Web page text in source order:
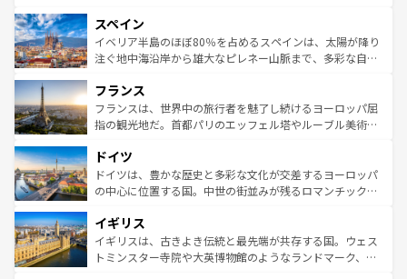
ろん、トスカーナの美しい田園風景やアマルフィ海岸の絶
景など、自然景観も見逃せない。観光の合間には、本場の
ピザやパスタなど、絶品のイタリア料理を堪能することも
ませてくれるイタリアで、忘れられない旅をしてみよう！
なお、新着のイタリア情報はコンテンツ一覧 を参照してほ
しい。
スペイン
イベリア半島のほぼ80％を占めるスペインは、太陽が降り
注ぐ地中海沿岸から雄大なピレネー山脈まで、多彩な自然
文化が根付くこの国では、情熱的なフラメンコ、熱気あふ
れる闘牛、そして美味しいタパスが生活の一部となってい
る。首都マドリードの洗練された雰囲気や、バルセロナの
の城塞都市、穏やかなビーチリゾートまで多彩な表情を見
せる。地方によって風土や気候が異なるスペインはその個
性で訪れる人を魅了する。 なお、新着のスペイン情報はコ
フランス
フランスは、世界中の旅行者を魅了し続けるヨーロッパ屈
指の観光地だ。首都パリのエッフェル塔やルーブル美術館
で、幅広い魅力が詰まっている。華麗な宮殿、歴史的な大
聖堂、美しいビーチ、そして豊かな自然が、訪れる者を心
から魅了する。また、フランスは美食の国としても知ら
いる。シャンパンの発祥地であるランス、プロヴァンスの
香り高いラベンダー畑など、多彩な楽しみ方が可能だ。さ
らに、パリ以外の地域にも魅力が溢れており、どの街角に
ドイツ
ドイツは、豊かな歴史と多彩な文化が交差するヨーロッパ
の中心に位置する国。中世の街並みが残るロマンチック街
顔を持つこの国は、どこを歩いても飽きることがない。ベ
ルリンの文化的活気、バイエルン州のアルプスの絶景、そ
してライン川沿いのワイン畑といった風景は必見。ビール
イギリス
イギリスは、古きよき伝統と最先端が共存する国。ウェス
トミンスター寺院や大英博物館のようなランドマーク、歴